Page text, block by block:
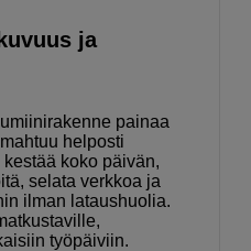
ja
painaa
helposti
kestää koko päivän,
selata verkkoa ja
ilman lataushuolia.
työpäiviin.